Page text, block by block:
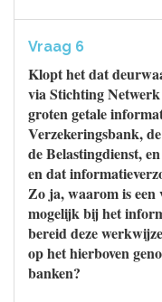
Vraag 6
Klopt het dat
via Stichting
groten getale
Verzekeringsbank,
de Belastingdienst,
en dat
Zo ja, waarom is
mogelijk bij het
bereid deze
op het hierboven
banken?